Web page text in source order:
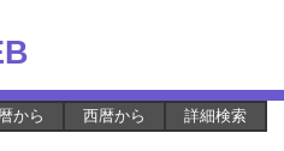
から 西暦から 詳細検索